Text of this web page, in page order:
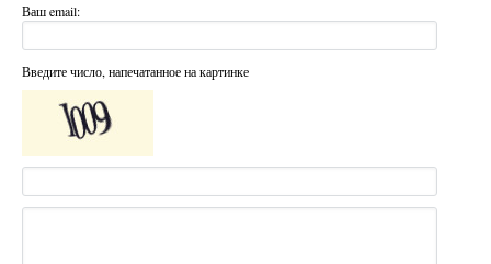
Ваш email:
Введите число, напечатанное на картинке